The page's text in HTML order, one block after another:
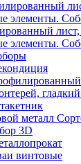
лист,
элементы.
3D
винтовые